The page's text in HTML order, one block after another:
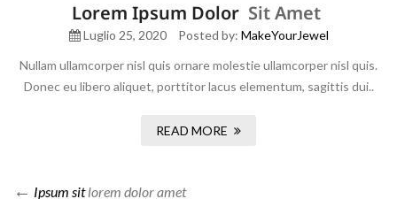
Lorem Ipsum Dolor Sit Amet
Luglio 25, 2020 Posted by: MakeYourJewel
Nullam ullamcorper nisl quis ornare molestie ullamcorper nisl quis.
Donec eu libero aliquet, porttitor lacus elementum, sagittis dui..
READ MORE
Ipsum sitlorem dolor amet